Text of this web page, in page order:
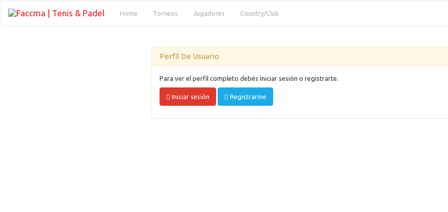
Home (current)Torneos Jugadores Country/Club
Perfil De Usuario
Para ver el perfil completo debés iniciar sesión o registrarte.
Iniciar sesión Registrarme